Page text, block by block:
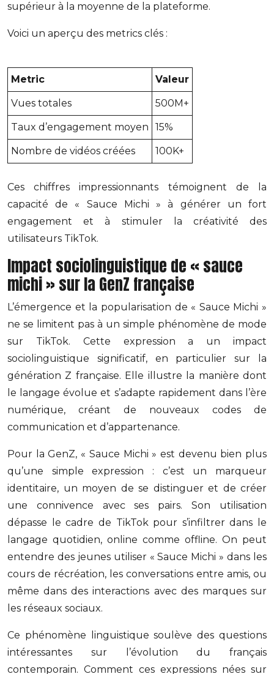
supérieur à la moyenne de la plateforme.
Voici un aperçu des metrics clés :
Metric Valeur
Vues totales 500M+
Taux d’engagement moyen 15%
Nombre de vidéos créées 100K+
Ces chiffres impressionnants témoignent de la
capacité de « Sauce Michi » à générer un fort
engagement et à stimuler la créativité des
utilisateurs TikTok.
Impact sociolinguistique de « sauce
michi » sur la GenZ française
L’émergence et la popularisation de « Sauce Michi »
ne se limitent pas à un simple phénomène de mode
sur TikTok. Cette expression a un impact
sociolinguistique significatif, en particulier sur la
génération Z française. Elle illustre la manière dont
le langage évolue et s’adapte rapidement dans l’ère
numérique, créant de nouveaux codes de
communication et d’appartenance.
Pour la GenZ, « Sauce Michi » est devenu bien plus
qu’une simple expression : c’est un marqueur
identitaire, un moyen de se distinguer et de créer
une connivence avec ses pairs. Son utilisation
dépasse le cadre de TikTok pour s’infiltrer dans le
langage quotidien, online comme offline. On peut
entendre des jeunes utiliser « Sauce Michi » dans les
cours de récréation, les conversations entre amis, ou
même dans des interactions avec des marques sur
les réseaux sociaux.
Ce phénomène linguistique soulève des questions
intéressantes sur l’évolution du français
contemporain. Comment ces expressions nées sur